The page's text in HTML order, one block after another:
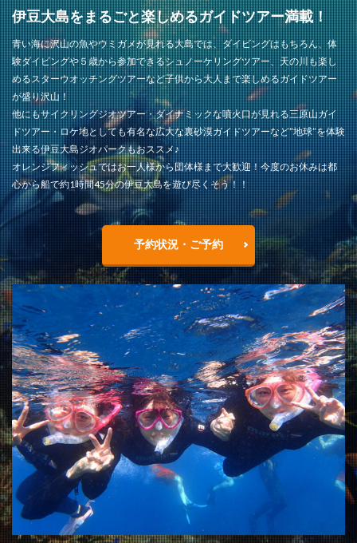
伊豆大島をまるごと楽しめるガイドツアー満載！
青い海に沢山の魚やウミガメが見れる大島では、ダイビングはもちろん、体
験ダイビングや５歳から参加できるシュノーケリングツアー、天の川も楽し
めるスターウオッチングツアーなど子供から大人まで楽しめるガイドツアー
が盛り沢山！
他にもサイクリングジオツアー・ダイナミックな噴火口が見れる三原山ガイ
ドツアー・ロケ地としても有名な広大な裏砂漠ガイドツアーなど”地球”を体験
出来る伊豆大島ジオパークもおススメ♪
オレンジフィッシュではお一人様から団体様まで大歓迎！今度のお休みは都
心から船で約1時間45分の伊豆大島を遊び尽くそう！！
予約状況・ご予約